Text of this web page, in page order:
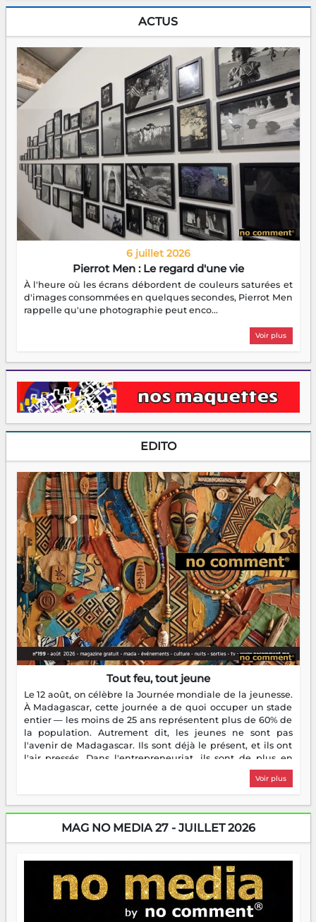
ACTUS
6 juillet 2026
Pierrot Men : Le regard d'une vie
À l'heure où les écrans débordent de couleurs saturées et
d'images consommées en quelques secondes, Pierrot Men
rappelle qu'une photographie peut enco...
Voir plus
EDITO
Tout feu, tout jeune
Le 12 août, on célèbre la Journée mondiale de la jeunesse.
À Madagascar, cette journée a de quoi occuper un stade
entier — les moins de 25 ans représentent plus de 60% de
la population. Autrement dit, les jeunes ne sont pas
l'avenir de Madagascar. Ils sont déjà le présent, et ils ont
l'air pressés. Dans l'entrepreneuriat, ils sont de plus en
plus nombreux à se lancer, à créer, à risquer — souvent
sans filet, souvent sans aide, mais toujours avec cette
dorment vraiment la nuit. En culture, les nouvelles sont
encore meilleures. Aina Rasamoelina vient de décrocher le
Prix RFI Instrumental Afrique. Miangaly Elia rafle le Prix
jeunes qui tiennent la torche. Alors oui, on pourrait
s'arrêter là, applaudir et rentrer chez soi satisfait. Mais ce
serait passer à côté d'une chose essentielle. La fougue, ça
brûle fort — et parfois, ça brûle vite. Une flamme sans
direction peut éclairer autant qu'elle peut consumer. C'est
Voir plus
MAG NO MEDIA 27 - JUILLET 2026